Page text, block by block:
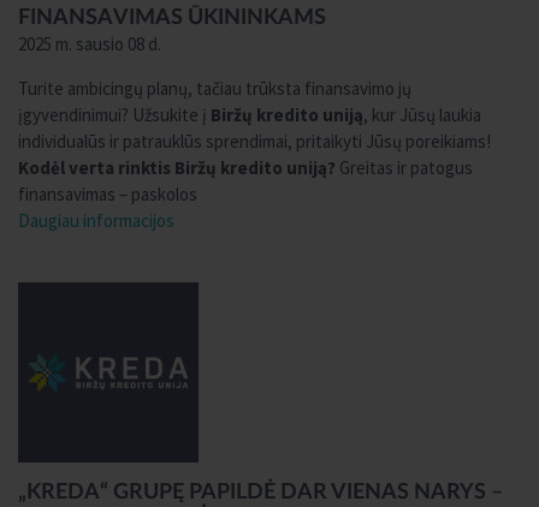
FINANSAVIMAS ŪKININKAMS
2025 m. sausio 08 d.
Turite ambicingų planų, tačiau trūksta finansavimo jų
įgyvendinimui? Užsukite į Biržų kredito uniją, kur Jūsų laukia
individualūs ir patrauklūs sprendimai, pritaikyti Jūsų poreikiams!
Kodėl verta rinktis Biržų kredito uniją? Greitas ir patogus
finansavimas – paskolos
Daugiau informacijos
„KREDA“ GRUPĘ PAPILDĖ DAR VIENAS NARYS –